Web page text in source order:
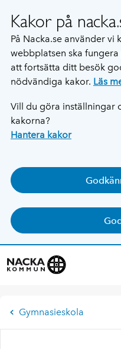
Kakor på
På Nacka.se använder vi
webbplatsen ska
att fortsätta ditt besök
nödvändiga kakor. Läs
Vill du göra inställningar
kakorna?
Hantera kakor
Gymnasieskola